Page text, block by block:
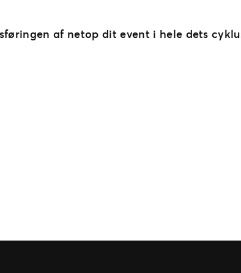
af netop dit event i hele dets